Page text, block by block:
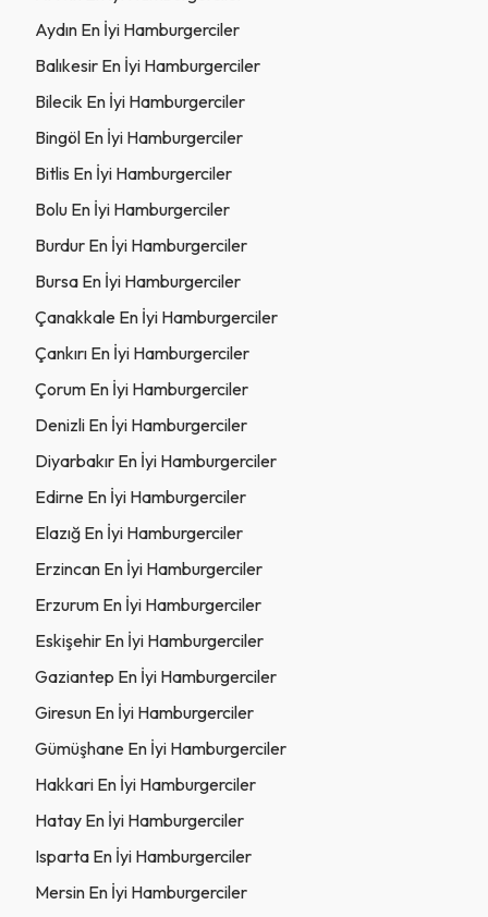
Aydın En İyi Hamburgerciler
Balıkesir En İyi Hamburgerciler
Bilecik En İyi Hamburgerciler
Bingöl En İyi Hamburgerciler
Bitlis En İyi Hamburgerciler
Bolu En İyi Hamburgerciler
Burdur En İyi Hamburgerciler
Bursa En İyi Hamburgerciler
Çanakkale En İyi Hamburgerciler
Çankırı En İyi Hamburgerciler
Çorum En İyi Hamburgerciler
Denizli En İyi Hamburgerciler
Diyarbakır En İyi Hamburgerciler
Edirne En İyi Hamburgerciler
Elazığ En İyi Hamburgerciler
Erzincan En İyi Hamburgerciler
Erzurum En İyi Hamburgerciler
Eskişehir En İyi Hamburgerciler
Gaziantep En İyi Hamburgerciler
Giresun En İyi Hamburgerciler
Gümüşhane En İyi Hamburgerciler
Hakkari En İyi Hamburgerciler
Hatay En İyi Hamburgerciler
Isparta En İyi Hamburgerciler
Mersin En İyi Hamburgerciler